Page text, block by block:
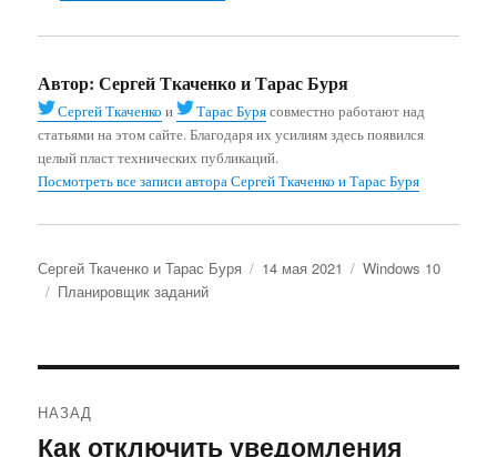
Автор: Сергей Ткаченко и Тарас Буря
Сергей Ткаченко и Тарас Бурясовместно работают над
статьями на этом сайте. Благодаря их усилиям здесь появился
целый пласт технических публикаций.
Посмотреть все записи автора Сергей Ткаченко и Тарас Буря
Автор
Сергей Ткаченко и Тарас Буря Опубликовано
14 мая 2021 Рубрики
Windows 10
Метки
Планировщик заданий
по
НАЗАД
Предыдущая
Как отключить уведомления